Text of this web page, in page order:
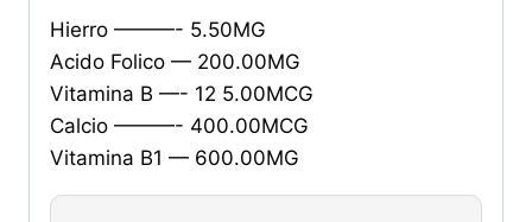
Hierro ———- 5.50MG
Acido Folico — 200.00MG
Vitamina B —- 12 5.00MCG
Calcio ———- 400.00MCG
Vitamina B1 — 600.00MG